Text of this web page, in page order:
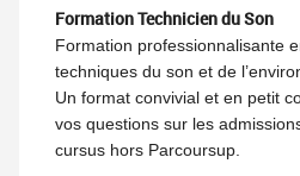
Formation Technicien du Son
Formation professionnalisante
techniques du son et de
Un format convivial et en petit
vos questions sur les
cursus hors Parcoursup.